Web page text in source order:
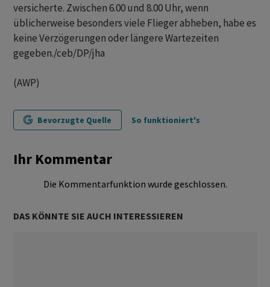
versicherte. Zwischen 6.00 und 8.00 Uhr, wenn
üblicherweise besonders viele Flieger abheben, habe es
keine Verzögerungen oder längere Wartezeiten
gegeben./ceb/DP/jha
(AWP)
Bevorzugte Quelle So funktioniert's
Ihr Kommentar
Die Kommentarfunktion wurde geschlossen.
DAS KÖNNTE SIE AUCH INTERESSIEREN